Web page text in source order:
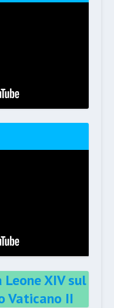
Leone XIV sul
Vaticano II